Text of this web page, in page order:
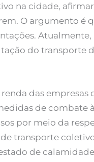
na cidade,
O argumento é
Atualmente,
do transporte
das
de combate
por meio da
transporte
de